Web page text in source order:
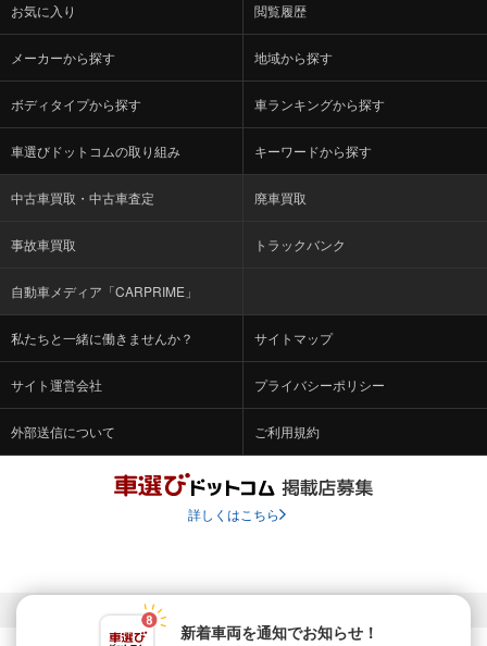
新着車両を通知でお知らせ！
お気に入り 閲覧履歴
メーカーから探す 地域から探す
ボディタイプから探す 車ランキングから探す
車選びドットコムの取り組み キーワードから探す
中古車買取・中古車査定 廃車買取
事故車買取 トラックバンク
自動車メディア「CARPRIME」
私たちと一緒に働きませんか？ サイトマップ
サイト運営会社 プライバシーポリシー
外部送信について ご利用規約
詳しくはこちら
© Fabrica Communications Co., LTD.